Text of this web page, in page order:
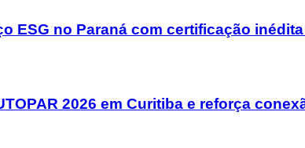
ESG no Paraná com certificação
2026 em Curitiba e reforça